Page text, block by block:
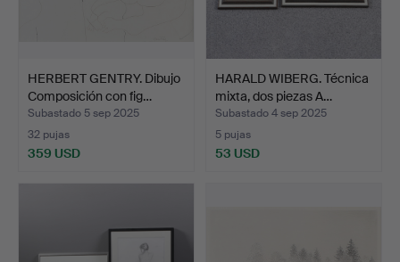
HERBERT GENTRY. Dibujo
Composición con fig…
Subastado 5 sep 2025
32 pujas
359 USD
HARALD WIBERG. Técnica
mixta, dos piezas A…
Subastado 4 sep 2025
5 pujas
53 USD